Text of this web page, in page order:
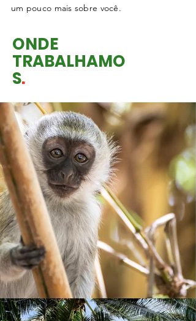
um pouco mais sobre você.
ONDE
TRABALHAMO
S.